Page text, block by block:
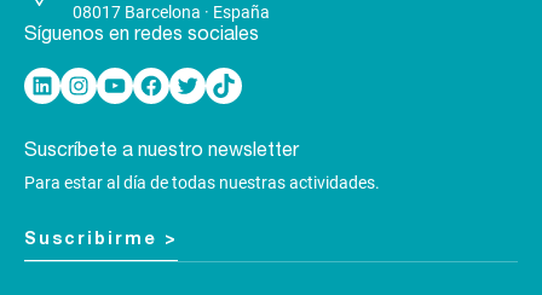
08017 Barcelona · España
Síguenos en redes sociales
Linkedin Instagram YouTube Facebook Twitter TikTok
Suscríbete a nuestro newsletter
Para estar al día de todas nuestras actividades.
Suscribirme >